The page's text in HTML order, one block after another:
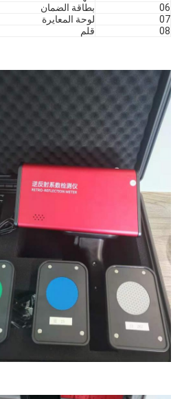
المنزل
المنتجات
برنامج VR
حولنا
جولة في المصنع
06
بطاقة الضمان
07
لوحة المعايرة
08
قلم